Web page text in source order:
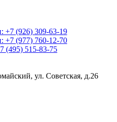
+7 (926) 309-63-19
+7 (977) 760-12-70
(495) 515-83-75
ул. Советская, д.26